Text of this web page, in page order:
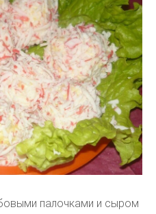
палочками и сыром